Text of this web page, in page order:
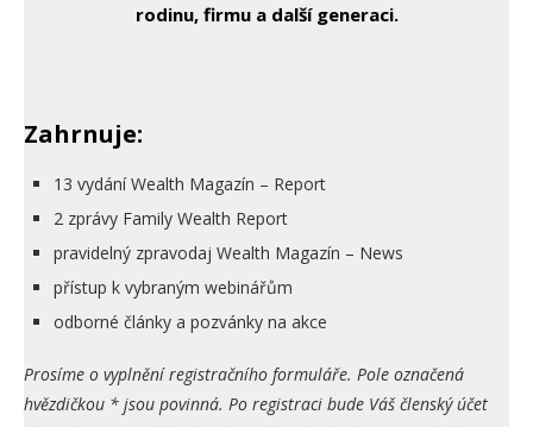
rodinu, firmu a další generaci.
Zahrnuje:
13 vydání Wealth Magazín – Report
2 zprávy Family Wealth Report
pravidelný zpravodaj Wealth Magazín – News
přístup k vybraným webinářům
odborné články a pozvánky na akce
Prosíme o vyplnění registračního formuláře. Pole označená
hvězdičkou * jsou povinná. Po registraci bude Váš členský účet